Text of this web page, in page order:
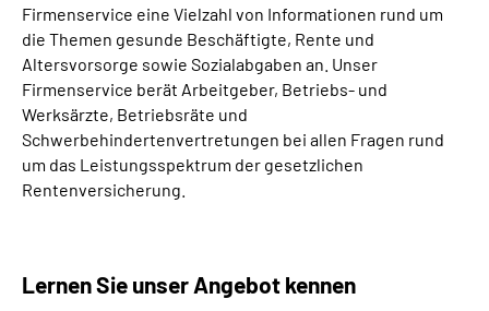
Firmenservice eine Vielzahl von Informationen rund um
die Themen gesunde Beschäftigte, Rente und
Altersvorsorge sowie Sozialabgaben an. Unser
Firmenservice berät Arbeitgeber, Betriebs- und
Werksärzte, Betriebsräte und
Schwerbehindertenvertretungen bei allen Fragen rund
um das Leistungsspektrum der gesetzlichen
Rentenversicherung.
Lernen Sie unser Angebot kennen